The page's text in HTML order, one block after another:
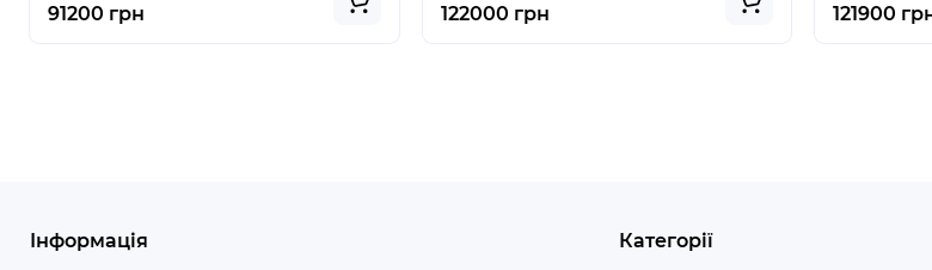
91200 грн 122000 грн 121900
Інформація Категорії